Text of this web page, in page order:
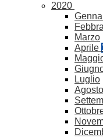
2020
Marzo
Aprile
Luglio
Agosto